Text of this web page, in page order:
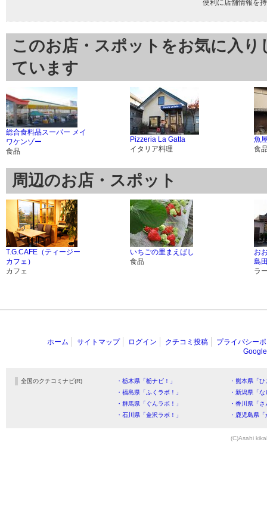
便利に店舗情報を
このお店・スポットをお気に入
ています
総合食料品スーパー メイ
ワケンゾー
食品
Pizzeria La Gatta
イタリア料理
魚
食
周辺のお店・スポット
T.G.CAFE（ティージー
カフェ）
カフェ
いちごの里まえばし
食品
お
島
ラ
ホーム サイトマップ ログイン クチコミ投稿
プライバシー
全国のクチコミナビ(R) ・栃木県「栃ナビ！」
・熊本県「
・福島県「ふくラボ！」
・新潟県「
・群馬県「ぐんラボ！」
・香川県「
・石川県「金沢ラボ！」
・鹿児島県
(C)Asahi